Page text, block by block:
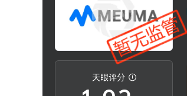
天眼评分
0
7
8
1
2